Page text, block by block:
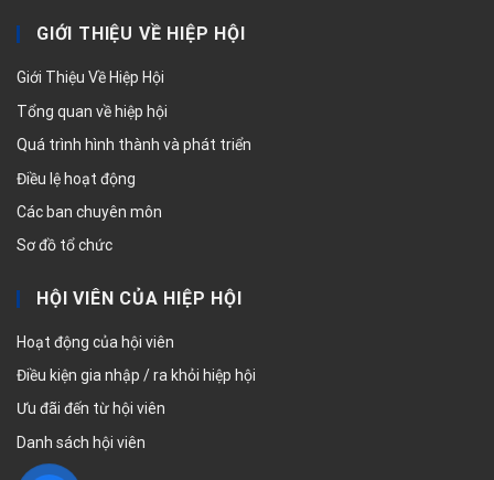
GIỚI THIỆU VỀ HIỆP HỘI
Giới Thiệu Về Hiệp Hội
Tổng quan về hiệp hội
Quá trình hình thành và phát triển
Điều lệ hoạt động
Các ban chuyên môn
Sơ đồ tổ chức
HỘI VIÊN CỦA HIỆP HỘI
Hoạt động của hội viên
Điều kiện gia nhập / ra khỏi hiệp hội
Ưu đãi đến từ hội viên
Danh sách hội viên